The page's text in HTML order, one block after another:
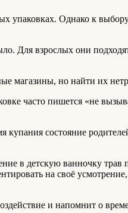
Однако к выбору
Для взрослых они
магазины, но найти их
часто пишется «не
купания состояние
в детскую ванночку трав
на своё
и напомнит о